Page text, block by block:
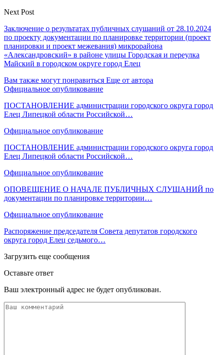
Next Post
Заключение о результатах публичных слушаний от 28.10.2024
по проекту документации по планировке территории (проект
планировки и проект межевания) микрорайона
«Александровский» в районе улицы Городская и переулка
Майский в городском округе город Елец
Вам также могут понравиться Еще от автора
Официальное опубликование
ПОСТАНОВЛЕНИЕ администрации городского округа город
Елец Липецкой области Российской…
Официальное опубликование
ПОСТАНОВЛЕНИЕ администрации городского округа город
Елец Липецкой области Российской…
Официальное опубликование
ОПОВЕЩЕНИЕ О НАЧАЛЕ ПУБЛИЧНЫХ СЛУШАНИЙ по
документации по планировке территории…
Официальное опубликование
Распоряжение председателя Совета депутатов городского
округа город Елец седьмого…
Загрузить еще сообщения
Оставьте ответ
Ваш электронный адрес не будет опубликован.